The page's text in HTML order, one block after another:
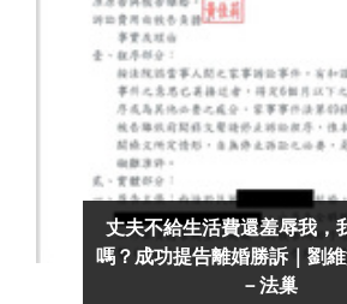
丈夫不給生活費還羞辱我，
嗎？成功提告離婚勝訴｜劉
－法巢